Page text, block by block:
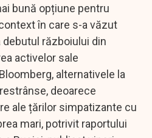
bună opțiune pentru
în care s-a văzut
debutul războiului din
activelor sale
alternativele la
deoarece
ale țărilor simpatizante cu
mari, potrivit raportului